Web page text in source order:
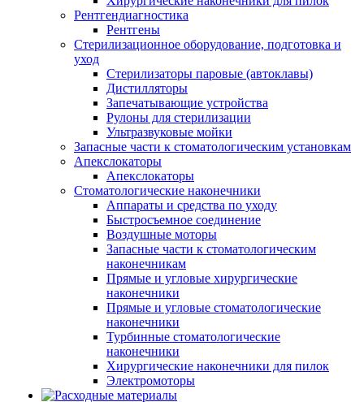
Рентгендиагностика
Рентгены
Стерилизационное оборудование, подготовка и
уход
Стерилизаторы паровые (автоклавы)
Дистилляторы
Запечатывающие устройства
Рулоны для стерилизации
Ультразвуковые мойки
Запасные части к стоматологическим установкам
Апекслокаторы
Апекслокаторы
Стоматологические наконечники
Аппараты и средства по уходу
Быстросъемное соединение
Воздушные моторы
Запасные части к стоматологическим
наконечникам
Прямые и угловые хирургические
наконечники
Прямые и угловые стоматологические
наконечники
Турбинные стоматологические
наконечники
Хирургические наконечники для пилок
Электромоторы